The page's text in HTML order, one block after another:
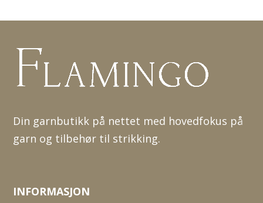
Din garnbutikk på nettet med hovedfokus på
garn og tilbehør til strikking.
INFORMASJON